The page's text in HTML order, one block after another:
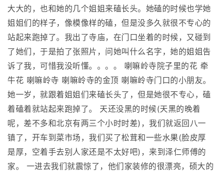
大大的，也和她的几个姐姐来磕长头。她磕的时候也学她
姐姐们的样子，像模像样的磕，但是没多久就很不专心的
站起来跑掉了。我出了寺庙，在门口坐着的时候，又碰到
了她们，于是拍了张照片，问她叫什么名字，她的姐姐告
诉了我，可惜我没听懂。。。。 喇嘛岭寺院子里的花 牵
牛花 喇嘛岭寺 喇嘛岭寺的金顶 喇嘛岭寺门口的小朋友。
她一岁，就跟着姐姐们来磕长头了，但是她很不专心，磕
着磕着就站起来跑掉了。 天还没黑的时候(天黑的晚着
呢，差不多和北京有两三个小时时差)，我们就返回八一
镇了，开车到菜市场，我们买了松茸和一些水果(脸皮厚
是厚，空着手去别人家还是不太好吧)，来到泽仁师傅的
家。 一进去我们就震惊了，他们家装修的很漂亮，硕大的